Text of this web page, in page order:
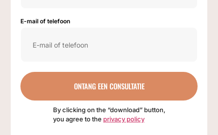
E-mail of telefoon
ONTANG EEN CONSULTATIE
By clicking on the “download” button,
you agree to the privacy policy